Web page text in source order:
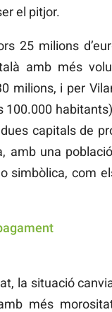
el pitjor.
25 milions
amb més
milions, i per
100.000
capitals de
amb una
simbòlica, com
la situació
més